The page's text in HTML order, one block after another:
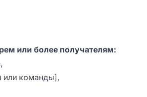
или более получателям:
или команды],